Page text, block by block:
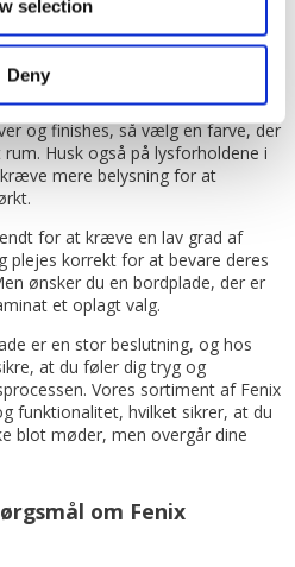
selection
Denytil rådighed, og hvilken
bedst i dit rum. Fenix bordplader
og finishes, så vælg en farve, der
Husk også på lysforholdene i
mere belysning for at
for at kræve en lav grad af
plejes korrekt for at bevare deres
ønsker du en bordplade, der er
et oplagt valg.
er en stor beslutning, og hos
at du føler dig tryg og
Vores sortiment af Fenix
funktionalitet, hvilket sikrer, at du
blot møder, men overgår dine
om Fenix